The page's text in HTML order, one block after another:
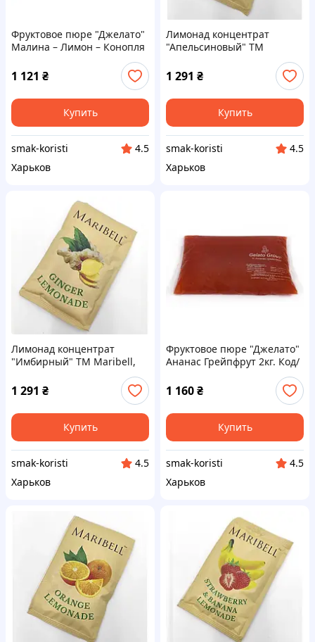
Фруктовое пюре "Джелато"
Малина – Лимон – Конопля
фпд-0006ёё
1 121 ₴
Купить
smak-koristi
4.5
Харьков
Лимонад концентрат
"Апельсиновый" ТМ
Maribell, 50г – 50 шт. Код/
Артикул л222908ёё
1 291 ₴
Купить
smak-koristi
4.5
Харьков
Лимонад концентрат
"Имбирный" ТМ Maribell,
50г – 50 шт. Код/Артикул
л222902ё
1 291 ₴
Купить
smak-koristi
4.5
Харьков
Фруктовое пюре "Джелато"
Ананас Грейпфрут 2кг. Код/
1 160₴
Купить
smak-koristi
4.5
Харьков